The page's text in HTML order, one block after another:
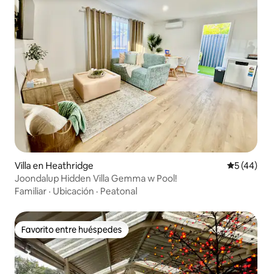
Villa en Heathridge
5 (44)
Joondalup Hidden Villa Gemma w Pool!
Familiar · Ubicación · Peatonal
Favorito entre huéspedes
Favorito entre huéspedes